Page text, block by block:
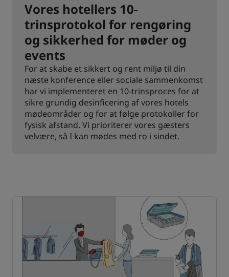
Vores hotellers 10-
trinsprotokol for rengøring
og sikkerhed for møder og
events
For at skabe et sikkert og rent miljø til din
næste konference eller sociale sammenkomst
har vi implementeret en 10-trinsproces for at
sikre grundig desinficering af vores hotels
mødeområder og for at følge protokoller for
fysisk afstand. Vi prioriterer vores gæsters
velvære, så I kan mødes med ro i sindet.